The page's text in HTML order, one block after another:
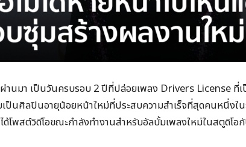
านมา เป็นวันครบรอบ 2 ปีที่ปล่อยเพลง Drivers License ที่เ
ป็นศิลปินอายุน้อยหน้าใหม่ที่ประสบความสำเร็จที่สุดคนหนึ่งใ
โพสต์วิดีโอขณะกำลังทำงานสำหรับอัลบั้มเพลงใหม่ในสตูดิโอกั